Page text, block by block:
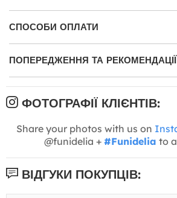
СПОСОБИ ОПЛАТИ
ПОПЕРЕДЖЕННЯ ТА РЕКОМЕНДАЦІЇ
ФОТОГРАФІЇ КЛІЄНТІВ:
Share your photos with us on
@funidelia + #Funidelia to
ВІДГУКИ ПОКУПЦІВ: